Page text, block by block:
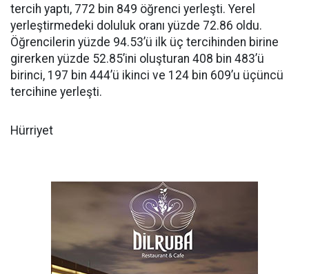
tercih yaptı, 772 bin 849 öğrenci yerleşti. Yerel
yerleştirmedeki doluluk oranı yüzde 72.86 oldu.
Öğrencilerin yüzde 94.53’ü ilk üç tercihinden birine
girerken yüzde 52.85’ini oluşturan 408 bin 483’ü
birinci, 197 bin 444’ü ikinci ve 124 bin 609’u üçüncü
tercihine yerleşti.
Hürriyet